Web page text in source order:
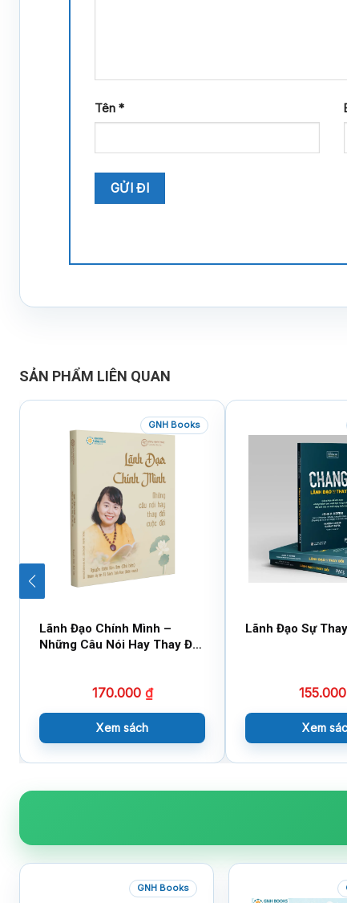
Tên *
SẢN PHẨM LIÊN QUAN
GNH Books
Lãnh Đạo Chính Mình –
Những Câu Nói Hay Thay Đổi
170.000 ₫
Xem sách
Lãnh Đạo Sự
155.000
Xem
GNH Books